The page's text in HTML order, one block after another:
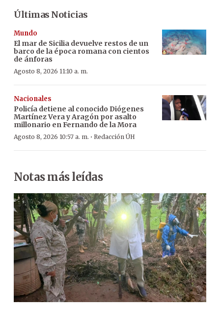
Últimas Noticias
Mundo
El mar de Sicilia devuelve restos de un
barco de la época romana con cientos
de ánforas
Agosto 8, 2026 11:10 a. m.
Nacionales
Policía detiene al conocido Diógenes
Martínez Vera y Aragón por asalto
millonario en Fernando de la Mora
Agosto 8, 2026 10:57 a. m. · Redacción ÚH
Notas más leídas